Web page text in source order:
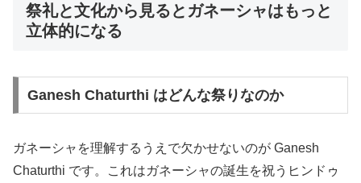
祭礼と文化から見るとガネーシャはもっと
立体的になる
Ganesh Chaturthi はどんな祭りなのか
ガネーシャを理解するうえで欠かせないのが Ganesh
Chaturthi です。これはガネーシャの誕生を祝うヒンドゥ